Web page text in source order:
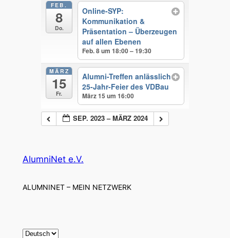
FEB.
8
Do.
Online-SYP:
Kommunikation &
Präsentation – Überzeugen
auf allen Ebenen
Feb. 8 um 18:00 – 19:30
MÄRZ
15
Fr.
Alumni-Treffen anlässlich
25-Jahr-Feier des VDBau
März 15 um 16:00
SEP. 2023 – MÄRZ 2024
AlumniNet e.V.
ALUMNINET – MEIN NETZWERK
S